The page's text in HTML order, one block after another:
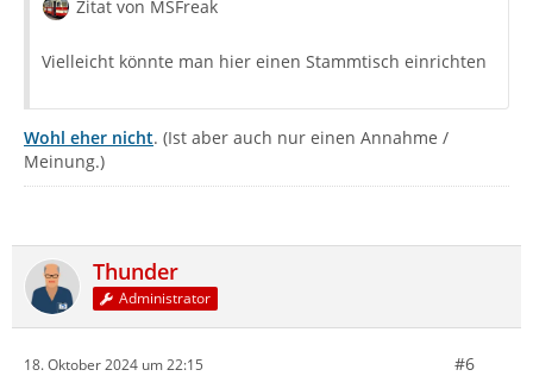
Zitat von MSFreak
Vielleicht könnte man hier einen Stammtisch einrichten
Wohl eher nicht. (Ist aber auch nur einen Annahme /
Meinung.)
Thunder
Administrator
18. Oktober 2024 um 22:15 #6